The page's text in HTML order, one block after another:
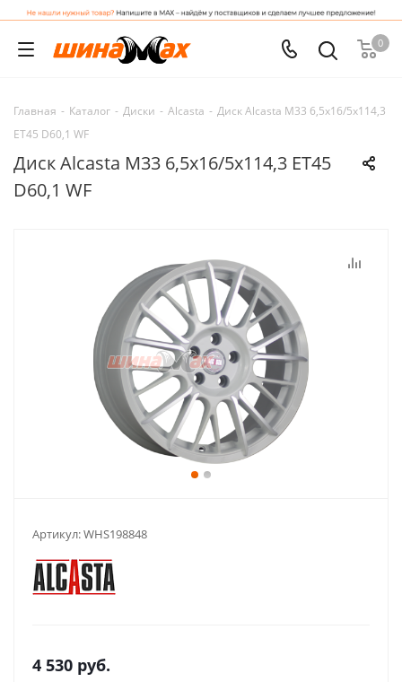
0
Главная - Каталог - Диски - Alcasta - Диск Alcasta M33 6,5x16/5x114,3
ET45 D60,1 WF
Диск Alcasta M33 6,5x16/5x114,3 ET45
D60,1 WF
Артикул:WHS198848
4 530 руб.